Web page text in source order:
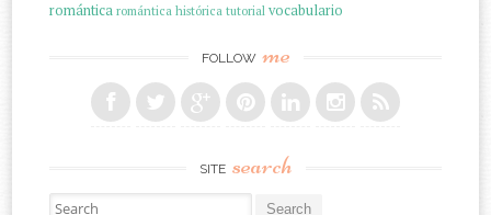
romántica romántica histórica tutorial vocabulario
FOLLOW me
SITE search
Search for: